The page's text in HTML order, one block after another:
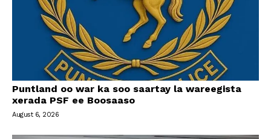
Puntland oo war ka soo saartay la wareegista
xerada PSF ee Boosaaso
August 6, 2026